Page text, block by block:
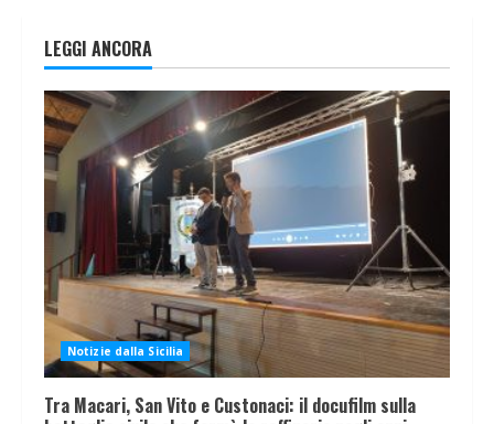
LEGGI ANCORA
Notizie dalla Sicilia
Tra Macari, San Vito e Custonaci: il docufilm sulla